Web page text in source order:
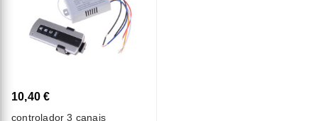
10,40 €
controlador 3 canais